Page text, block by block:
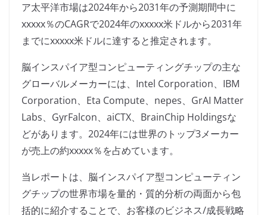
ア太平洋市場は2024年から2031年の予測期間中に
xxxxx％のCAGRで2024年のxxxxx米ドルから2031年
までにxxxxx米ドルに達すると推定されます。
脳インスパイア型コンピューティングチップの主な
グローバルメーカーには、Intel Corporation、IBM
Corporation、Eta Compute、nepes、GrAI Matter
Labs、GyrFalcon、aiCTX、BrainChip Holdingsな
どがあります。2024年には世界のトップ3メーカー
が売上の約xxxxx％を占めています。
当レポートは、脳インスパイア型コンピューティン
グチップの世界市場を量的・質的分析の両面から包
括的に紹介することで、お客様のビジネス/成長戦略